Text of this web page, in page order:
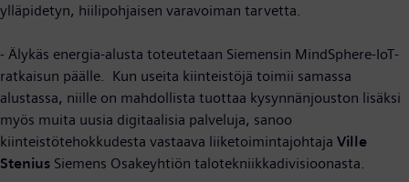
ylläpidetyn, hiilipohjaisen varavoiman tarvetta.
- Älykäs energia-alusta toteutetaan Siemensin MindSphere-IoT-
ratkaisun päälle. Kun useita kiinteistöjä toimii samassa
alustassa, niille on mahdollista tuottaa kysynnänjouston lisäksi
myös muita uusia digitaalisia palveluja, sanoo
kiinteistötehokkudesta vastaava liiketoimintajohtaja Ville
Stenius Siemens Osakeyhtiön talotekniikkadivisioonasta.